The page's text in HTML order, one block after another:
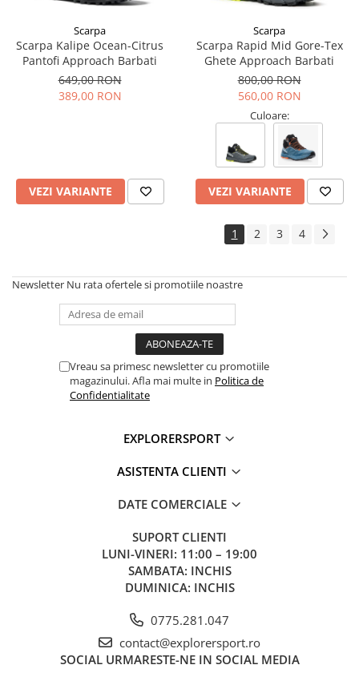
Scarpa
Scarpa Kalipe Ocean-Citrus
Pantofi Approach Barbati
649,00 RON
389,00 RON
VEZI VARIANTE
Scarpa
Scarpa Rapid Mid Gore-Tex
Ghete Approach Barbati
800,00 RON
560,00 RON
Culoare:
VEZI VARIANTE
1 2 3 4
Newsletter Nu rata ofertele si promotiile noastre
Vreau sa primesc newsletter cu promotiile
magazinului. Afla mai multe in Politica de
Confidentialitate
EXPLORERSPORT
ASISTENTA CLIENTI
DATE COMERCIALE
SUPORT CLIENTI
LUNI-VINERI: 11:00 – 19:00
SAMBATA: INCHIS
DUMINICA: INCHIS
0775.281.047
contact@explorersport.ro
SOCIAL URMARESTE-NE IN SOCIAL MEDIA